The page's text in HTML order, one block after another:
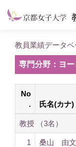
教員業績データ
専門分野：ヨ
No
.
氏名(カナ)
教授 （3名）
1
桑山 由文